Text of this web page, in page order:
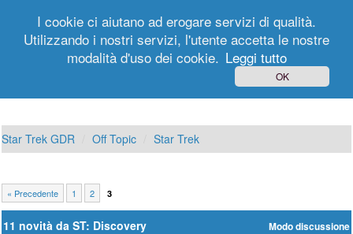
Registrati
Star Trek GDR Off Topic Star Trek
« Precedente 1 2 3
Modo discussione
11 novità da ST: Discovery
I cookie ci aiutano ad erogare servizi di qualità.
Utilizzando i nostri servizi, l'utente accetta le nostre
modalità d'uso dei cookie. Leggi tutto
OK